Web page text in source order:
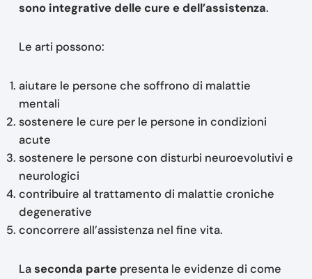
sono integrative delle cure e dell’assistenza.
Le arti possono:
aiutare le persone che soffrono di malattie
mentali
sostenere le cure per le persone in condizioni
acute
sostenere le persone con disturbi neuroevolutivi e
neurologici
contribuire al trattamento di malattie croniche
degenerative
concorrere all’assistenza nel fine vita.
Laseconda partepresenta le evidenze di come